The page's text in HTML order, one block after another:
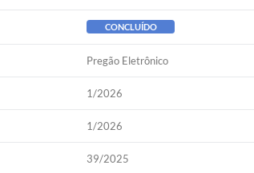
CONCLUÍDO
Pregão Eletrônico
1/2026
1/2026
39/2025